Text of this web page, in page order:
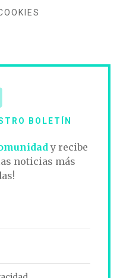
BOLETÍN
y recibe
noticias más